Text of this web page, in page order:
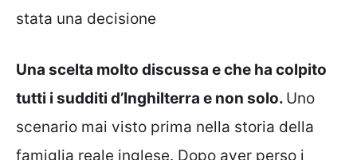
stata una decisione
Una scelta molto discussa e che ha colpito
tutti i sudditi d’Inghilterra e non solo. Uno
scenario mai visto prima nella storia della
famiglia reale inglese. Dopo aver perso i